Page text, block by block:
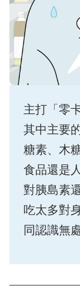
主打「零
其中主要
糖素、木
食品還是
對胰島素
吃太多對
同認識無